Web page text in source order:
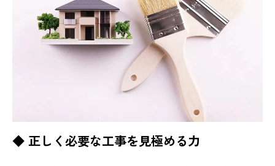
◆ 正しく必要な工事を見極める力